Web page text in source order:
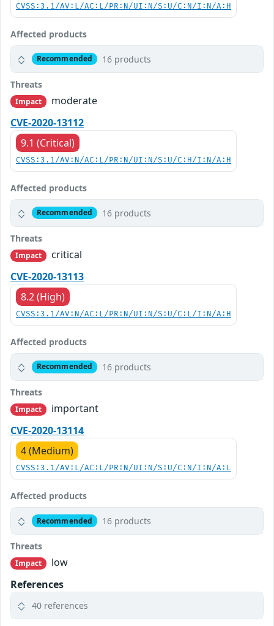
CVSS:3.1/AV:L/AC:L/PR:N/UI:N/S:U/C:N/I:N/A:H
Affected products
Recommended 16 products
Threats
Impact
moderate
CVE-2020-13112
9.1 (Critical)
CVSS:3.1/AV:N/AC:L/PR:N/UI:N/S:U/C:H/I:N/A:H
Affected products
Recommended 16 products
Threats
Impact
critical
CVE-2020-13113
8.2 (High)
CVSS:3.1/AV:N/AC:L/PR:N/UI:N/S:U/C:L/I:N/A:H
Affected products
Recommended 16 products
Threats
Impact
important
CVE-2020-13114
4 (Medium)
CVSS:3.1/AV:L/AC:L/PR:N/UI:N/S:U/C:N/I:N/A:L
Affected products
Recommended 16 products
Threats
Impact
low
References
40 references